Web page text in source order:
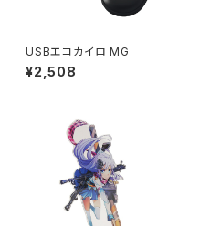
USBエコカイロ MG
¥2,508